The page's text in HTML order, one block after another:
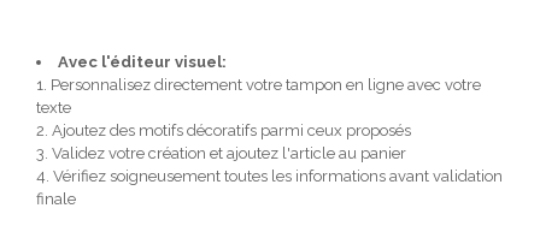
Avec l'éditeur visuel:
1. Personnalisez directement votre tampon en ligne avec votre
texte
2. Ajoutez des motifs décoratifs parmi ceux proposés
3. Validez votre création et ajoutez l'article au panier
4. Vérifiez soigneusement toutes les informations avant validation
finale